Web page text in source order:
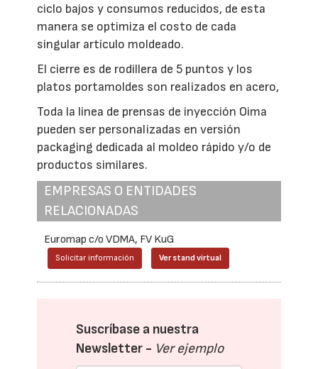
ciclo bajos y consumos reducidos, de esta
manera se optimiza el costo de cada
singular artículo moldeado.
El cierre es de rodillera de 5 puntos y los
platos portamoldes son realizados en acero,
Toda la línea de prensas de inyección Oima
pueden ser personalizadas en versión
packaging dedicada al moldeo rápido y/o de
productos similares.
EMPRESAS O ENTIDADES
RELACIONADAS
Euromap c/o VDMA, FV KuG
Solicitar información Ver stand virtual
Suscríbase a nuestra
Newsletter - Ver ejemplo